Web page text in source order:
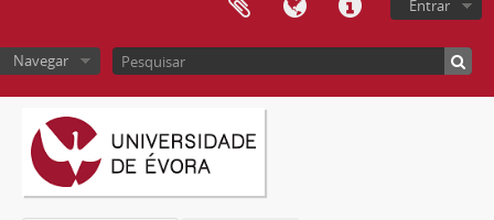
Entrar
Navegar